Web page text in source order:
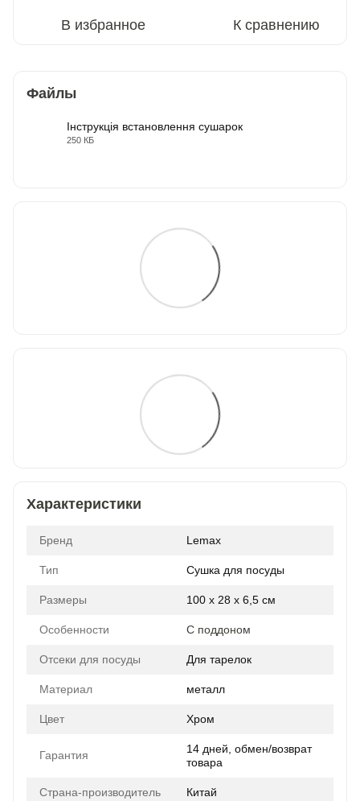
В избранное К сравнению
Файлы
Інструкція встановлення сушарок
250 КБ
Характеристики
Бренд Lemax
Тип Сушка для посуды
Размеры 100 x 28 x 6,5 см
Особенности С поддоном
Отсеки для посуды Для тарелок
Материал металл
Цвет Хром
Гарантия
14 дней, обмен/возврат
товара
Страна-производитель Китай